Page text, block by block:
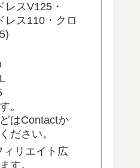
レスV125・
レス110・クロ
。
はContactか
ださい。
ィリエイト広
す。